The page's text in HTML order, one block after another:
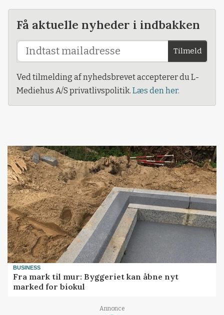
Få aktuelle nyheder i indbakken
Tilmeld
Ved tilmelding af nyhedsbrevet accepterer du L-
Mediehus A/S privatlivspolitik. Læs den her.
BUSINESS
Fra mark til mur: Byggeriet kan åbne nyt
marked for biokul
Annonce